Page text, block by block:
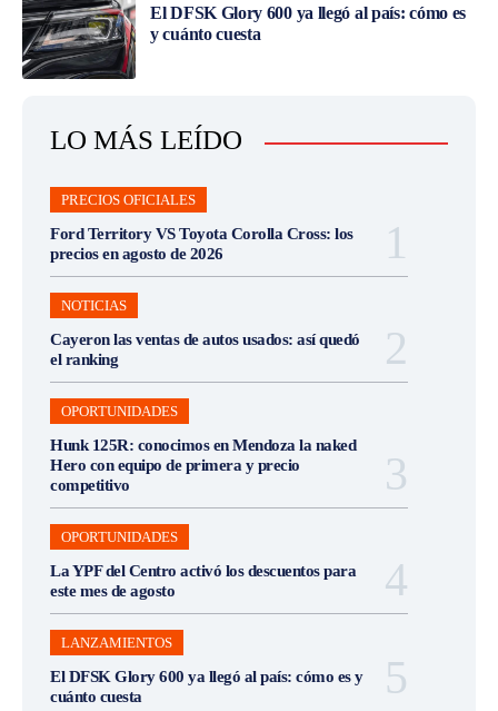
El DFSK Glory 600 ya llegó al país: cómo es
y cuánto cuesta
LO MÁS LEÍDO
PRECIOS OFICIALES
Ford Territory VS Toyota Corolla Cross: los
precios en agosto de 2026
NOTICIAS
Cayeron las ventas de autos usados: así quedó
el ranking
OPORTUNIDADES
Hunk 125R: conocimos en Mendoza la naked
Hero con equipo de primera y precio
competitivo
OPORTUNIDADES
La YPF del Centro activó los descuentos para
este mes de agosto
LANZAMIENTOS
El DFSK Glory 600 ya llegó al país: cómo es y
cuánto cuesta